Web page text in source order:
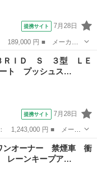
提携サイト 7月28日
レード名： ＥＣＯ－
リングストップ ■ 排気
ＢＲＩＤ Ｓ ３型 ＬＥ
ト プッシュス…
提携サイト 7月28日
ード名： ＨＹＢＲＩ
プッシュスタート シ
ンオーナー 禁煙車 衝
レーンキープア…